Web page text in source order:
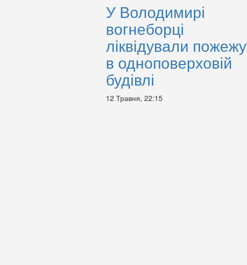
У Володимирі
вогнеборці
ліквідували пожежу
в одноповерховій
будівлі
12 Травня, 22:15